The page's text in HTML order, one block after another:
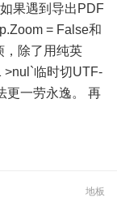
果遇到导出PDF
= False和
，除了用纯英
>nul`临时切UTF-
更一劳永逸。 再
地板